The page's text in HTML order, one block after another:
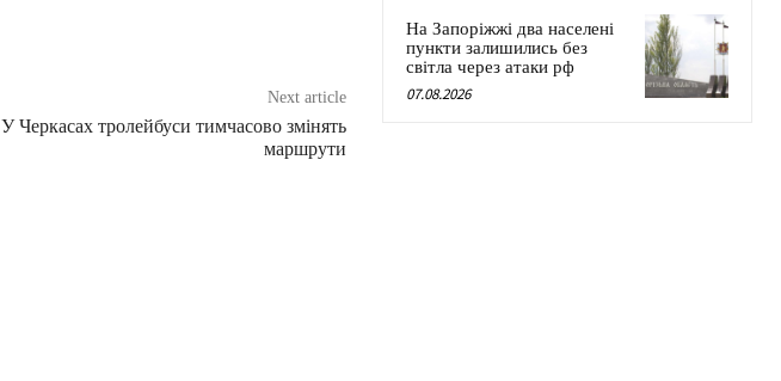
Next article
У Черкасах тролейбуси тимчасово змінять
маршрути
На Запоріжжі два населені
пункти залишились без
світла через атаки рф
07.08.2026